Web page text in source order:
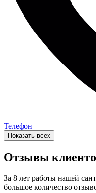
Телефон
Показать всех
Отзывы
За 8 лет работы нашей
большое количество